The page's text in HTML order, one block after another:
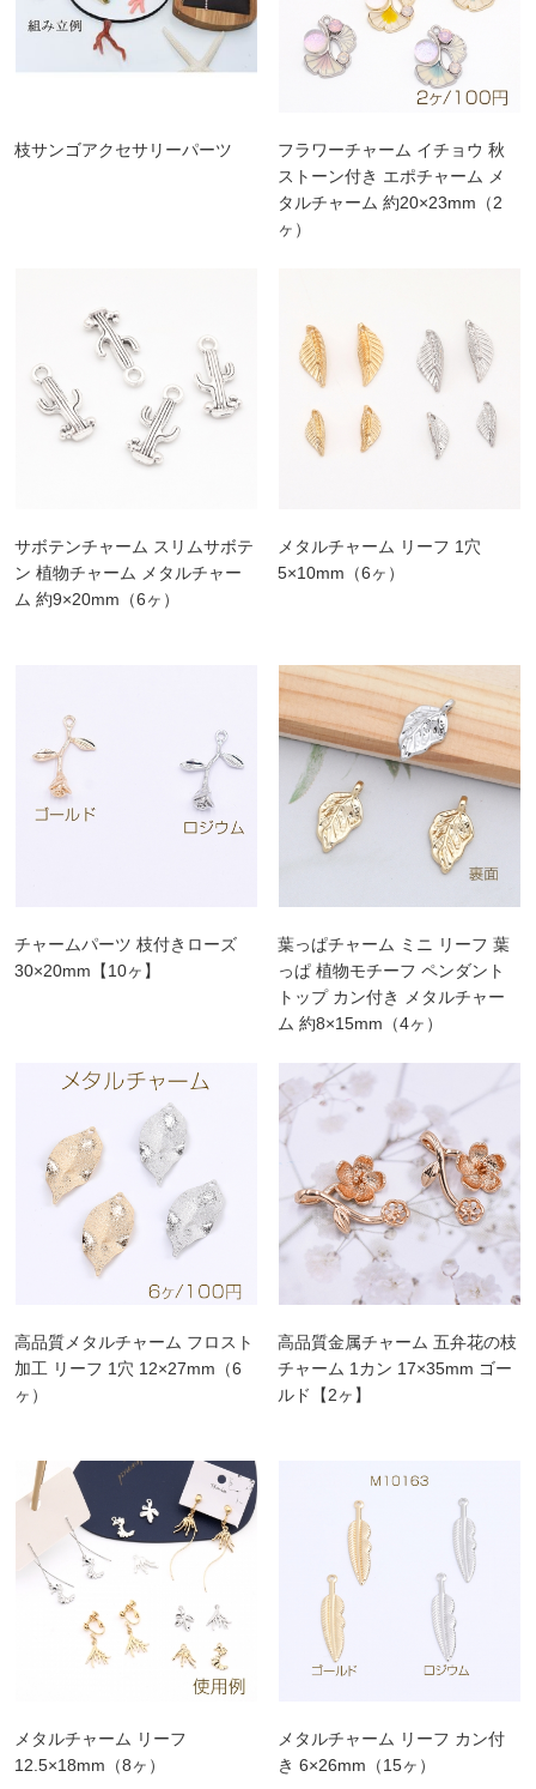
枝サンゴアクセサリーパーツ
フラワーチャーム イチョウ 秋
ストーン付き エポチャーム メ
タルチャーム 約20×23mm（2
ヶ）
サボテンチャーム スリムサボテ
ン 植物チャーム メタルチャー
ム 約9×20mm（6ヶ）
メタルチャーム リーフ 1穴
5×10mm（6ヶ）
チャームパーツ 枝付きローズ
30×20mm【10ヶ】
葉っぱチャーム ミニ リーフ 葉
っぱ 植物モチーフ ペンダント
トップ カン付き メタルチャー
ム 約8×15mm（4ヶ）
高品質メタルチャーム フロスト
加工 リーフ 1穴 12×27mm（6
ヶ）
高品質金属チャーム 五弁花の枝
チャーム 1カン 17×35mm ゴー
ルド【2ヶ】
メタルチャーム リーフ
12.5×18mm（8ヶ）
メタルチャーム リーフ カン付
き 6×26mm（15ヶ）